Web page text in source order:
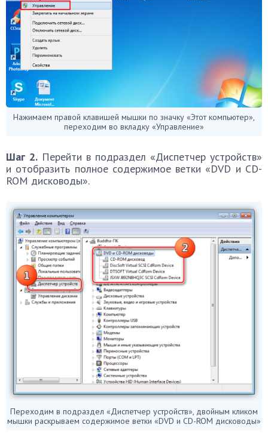
Нажимаем правой клавишей мышки по значку «Этот компьютер»,
переходим во вкладку «Управление»
Шаг 2. Перейти в подраздел «Диспетчер устройств»
и отобразить полное содержимое ветки «DVD и CD-
ROM дисководы».
Переходим в подраздел «Диспетчер устройств», двойным кликом
мышки раскрываем содержимое ветки «DVD и CD-ROM дисководы»